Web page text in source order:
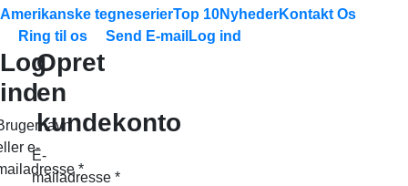
Amerikanske tegneserierTop 10NyhederKontakt Os
Ring til os
Send E-mail Log ind
Log
ind
e-
*
Opret
en
kundekonto
E-
mailadresse *